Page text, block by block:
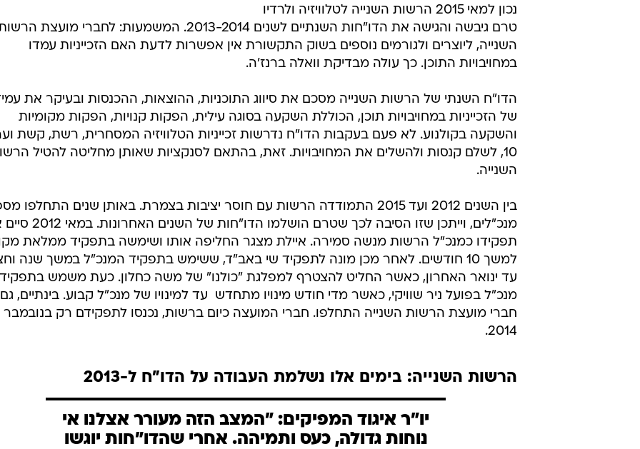
נכון למאי 2015 הרשות השנייה לטלוויזיה ולרדיו
טרם גיבשה והגישה את הדו"חות השנתיים לשנים 2013-2014. המשמעות: לחברי מועצת
השנייה, ליוצרים ולגורמים נוספים בשוק התקשורת אין אפשרות לדעת האם הזכייניות עמדו
במחויבויות התוכן. כך עולה מבדיקת וואלה ברנז'ה.
הדו"ח השנתי של הרשות השנייה מסכם את סיווג התוכניות, ההוצאות, ההכנסות ובעיקר את
של הזכייניות במחויבויות תוכן, הכוללת השקעה בסוגה עילית, הפקות קנויות, הפקות מקומיות
והשקעה בקולנוע. לא פעם בעקבות הדו"ח נדרשות זכייניות הטלוויזיה המסחרית, רשת, קשת
10, לשלם קנסות ולהשלים את המחויבויות. זאת, בהתאם לסנקציות שאותן מחליטה להטיל
השנייה.
בין השנים 2012 ועד 2015 התמודדה הרשות עם חוסר יציבות בצמרת. באותן שנים התחלפו
מנכ"לים, וייתכן שזו הסיבה לכך שטרם הושלמו הדו"חות
תפקידו כמנכ"ל הרשות מנשה סמירה. איילת מצגר החליפה אותו ושימשה בתפקיד ממלאת
למשך 10 חודשים. לאחר מכן מונה לתפקיד שי באב"ד, ששימש בתפקיד המנכ"ל במשך שנה
עד ינואר האחרון, כאשר החליט להצטרף למפלגת "כולנו" של משה כחלון. כעת משמש בתפקיד
חברי מועצת הרשות השנייה התחלפו. חברי המועצה כיום ברשות, נכנסו לתפקידם רק בנובמבר
2014.
הרשות השנייה: בימים אלו נשלמת העבודה על הדו"ח ל-2013
יו"ר איגוד המפיקים: "המצב הזה מעורר אצלנו אי
נוחות גדולה, כעס ותמיהה. אחרי שהדו"חות יוגשו